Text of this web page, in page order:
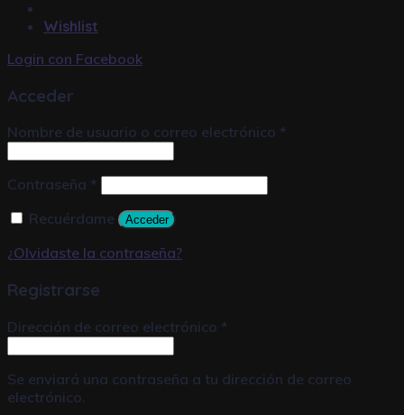
Wishlist
Login con Facebook
Acceder
Nombre de usuario o correo electrónico *
Contraseña *
Recuérdame
Acceder
¿Olvidaste la contraseña?
Registrarse
Dirección de correo electrónico *
Se enviará una contraseña a tu dirección de correo
electrónico.